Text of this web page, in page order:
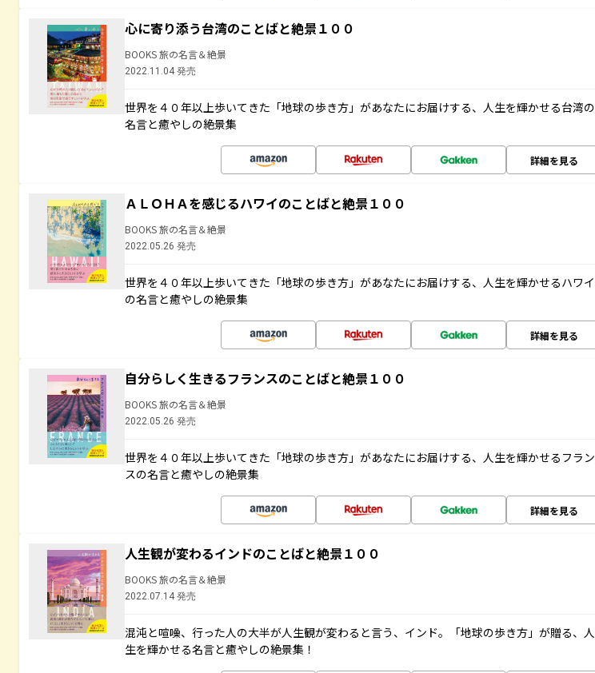
心に寄り添う台湾のことばと絶景１００
BOOKS 旅の名言＆絶景
2022.11.04 発売
世界を４０年以上歩いてきた「地球の歩き方」があなたにお届けする、人生を輝かせる台湾の
名言と癒やしの絶景集
詳細を見る
ＡＬＯＨＡを感じるハワイのことばと絶景１００
BOOKS 旅の名言＆絶景
2022.05.26 発売
世界を４０年以上歩いてきた「地球の歩き方」があなたにお届けする、人生を輝かせるハワイ
の名言と癒やしの絶景集
詳細を見る
自分らしく生きるフランスのことばと絶景１００
BOOKS 旅の名言＆絶景
2022.05.26 発売
世界を４０年以上歩いてきた「地球の歩き方」があなたにお届けする、人生を輝かせるフラン
スの名言と癒やしの絶景集
詳細を見る
人生観が変わるインドのことばと絶景１００
BOOKS 旅の名言＆絶景
2022.07.14 発売
混沌と喧噪、行った人の大半が人生観が変わると言う、インド。「地球の歩き方」が贈る、人
生を輝かせる名言と癒やしの絶景集！